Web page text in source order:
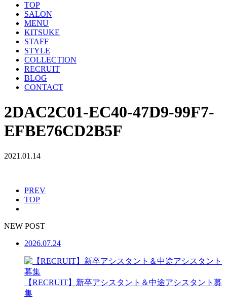
TOP
SALON
MENU
KITSUKE
STAFF
STYLE
COLLECTION
RECRUIT
BLOG
CONTACT
2DAC2C01-EC40-47D9-99F7-
EFBE76CD2B5F
2021.01.14
PREV
TOP
NEW POST
2026.07.24
【RECRUIT】新卒アシスタント＆中途アシスタント募
集